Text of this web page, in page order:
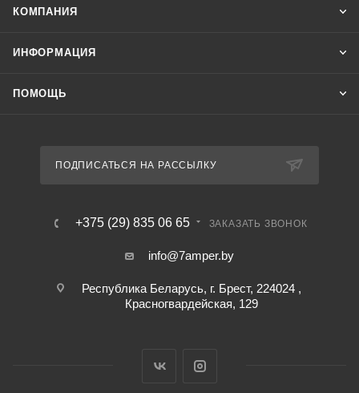
КОМПАНИЯ
ИНФОРМАЦИЯ
ПОМОЩЬ
ПОДПИСАТЬСЯ НА РАССЫЛКУ
+375 (29) 835 06 65 ЗАКАЗАТЬ ЗВОНОК
info@7amper.by
Республика Беларусь, г. Брест, 224024 ,
Красногвардейская, 129